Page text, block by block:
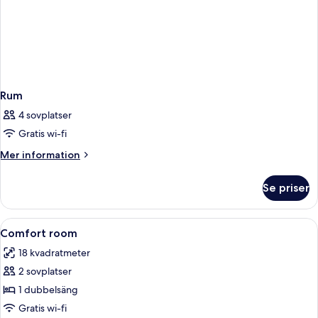
Rum
4 sovplatser
Gratis wi-fi
Mer information
Mer
Se priser
Öppna
alla
foton
för
Comfort
room
Värdeförvaringsskåp på rummet,
5
Comfort room
18 kvadratmeter
2 sovplatser
1 dubbelsäng
Gratis wi-fi